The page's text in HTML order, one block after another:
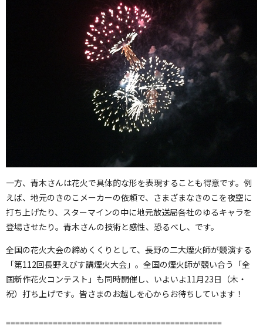
一方、青木さんは花火で具体的な形を表現することも得意です。例
えば、地元のきのこメーカーの依頼で、さまざまなきのこを夜空に
打ち上げたり、スターマインの中に地元放送局各社のゆるキャラを
登場させたり。青木さんの技術と感性、恐るべし、です。
全国の花火大会の締めくくりとして、長野の二大煙火師が競演する
「第112回長野えびす講煙火大会」。全国の煙火師が競い合う「全
国新作花火コンテスト」も同時開催し、いよいよ11月23日（木・
祝）打ち上げです。皆さまのお越しを心からお待ちしています！
==============================================